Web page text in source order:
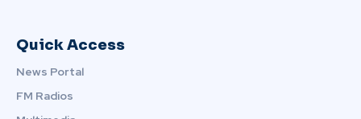
Quick Access
News Portal
FM Radios